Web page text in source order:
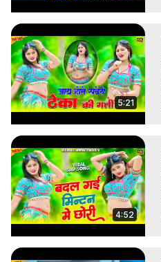
5:21
4:52